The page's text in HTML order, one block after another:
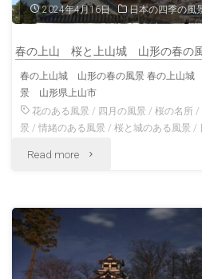
風
景"
2024年4月16日 日本の四季の風
春の上山 桜と上山城 山形の春の
春の上山城 山形の春の風景 春の上山
景 山形県上山市
花のある風景 / 四月の風景 /桜の名所 /
景 /情緒のある風景 /桜と城のある風景 /
Read more "春
上